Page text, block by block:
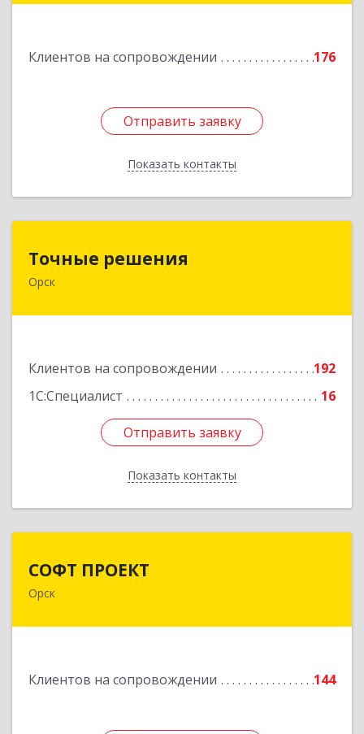
Клиентов на сопровождении 176
Отправить заявку
Показать контакты
Отправить заявку
Назад
Точные решения
Орск
Клиентов на сопровождении
192
1С:Специалист
16
Отправить заявку
Показать контакты
Подробнее
Отправить заявку
Назад
СОФТ ПРОЕКТ
Орск
Клиентов на сопровождении 144